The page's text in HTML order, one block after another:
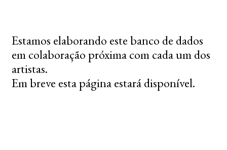
Estamos elaborando este banco de dados
em colaboração próxima com cada um dos
artistas.
Em breve esta página estará disponível.